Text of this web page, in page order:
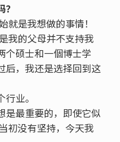
就是我想做的事情！
我的父母并不支持我
个硕士和一個博士学
后，我还是选择回到这
业。
是最重要的，即使它似
初没有坚持，今天我